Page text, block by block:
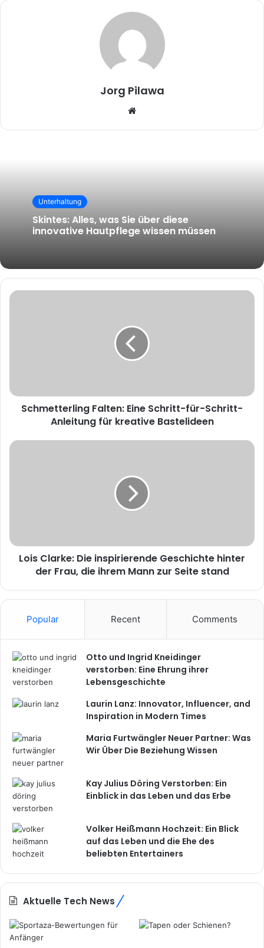
Jorg Pilawa
Website
Unterhaltung
Skintes: Alles, was Sie über diese
innovative Hautpflege wissen müssen
Schmetterling Falten: Eine Schritt-für-Schritt-
Anleitung für kreative Bastelideen
Lois Clarke: Die inspirierende Geschichte hinter
der Frau, die ihrem Mann zur Seite stand
Popular Recent Comments
Otto und Ingrid Kneidinger
verstorben: Eine Ehrung ihrer
Lebensgeschichte
Laurin Lanz: Innovator, Influencer, and
Inspiration in Modern Times
Maria Furtwängler Neuer Partner: Was
Wir Über Die Beziehung Wissen
Kay Julius Döring Verstorben: Ein
Einblick in das Leben und das Erbe
Volker Heißmann Hochzeit: Ein Blick
auf das Leben und die Ehe des
beliebten Entertainers
Aktuelle Tech News